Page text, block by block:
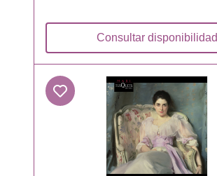
Consultar disponibilidad